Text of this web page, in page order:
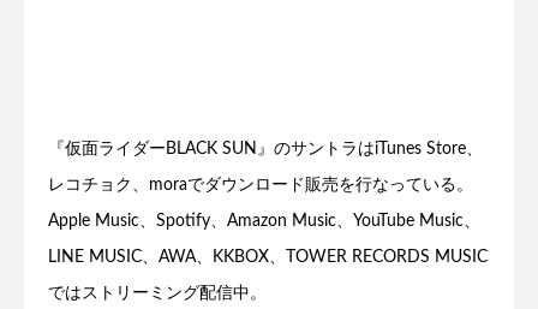
『仮面ライダーBLACK SUN』のサントラはiTunes Store、
レコチョク、moraでダウンロード販売を行なっている。
Apple Music、Spotify、Amazon Music、YouTube Music、
LINE MUSIC、AWA、KKBOX、TOWER RECORDS MUSIC
ではストリーミング配信中。